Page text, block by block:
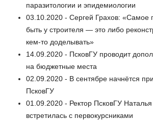
паразитологии и эпидемиологии
03.10.2020 - Сергей Грахов: «Самое
быть у строителя — это либо
кем-то доделывать»
14.09.2020 - ПсковГУ проводит
на бюджетные места
02.09.2020 - В сентябре начнётся
ПсковГУ
01.09.2020 - Ректор ПсковГУ
встретилась с первокурсниками